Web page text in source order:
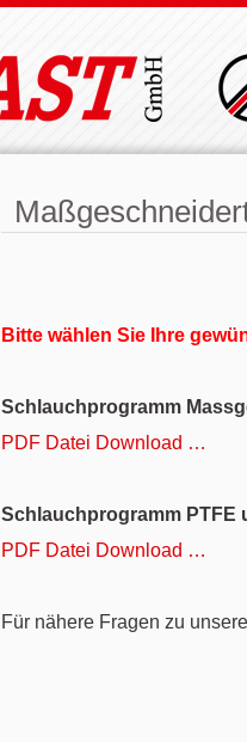
Bitte wählen Sie Ihre
Schlauchprogramm
PDF Datei Download …
Schlauchprogramm PTFE
PDF Datei Download …
Für nähere Fragen zu